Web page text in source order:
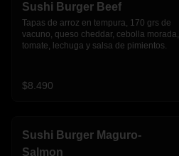
Sushi Burger Beef
Tapas de arroz en tempura, 170 grs de
vacuno, queso cheddar, cebolla morada,
tomate, lechuga y salsa de pimientos.
$8.490
Sushi Burger Maguro-
Salmon